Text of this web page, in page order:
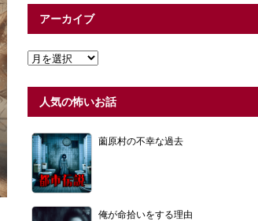
アーカイブ
人気の怖いお話
薗原村の不幸な過去
俺が命拾いをする理由